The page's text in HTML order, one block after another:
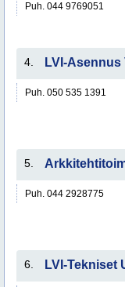
Puh. 044 9769051
4. LVI-
Puh. 050 535 1391
5.
Puh. 044 2928775
6. LVI-Tekniset